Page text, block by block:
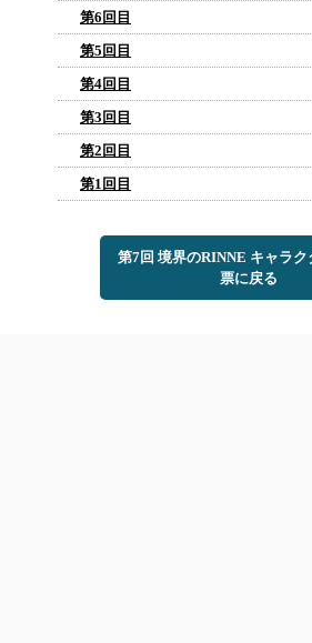
第6回目
第5回目
第4回目
第3回目
第2回目
第1回目
第7回 境界のRINNE キャラク
票に戻る